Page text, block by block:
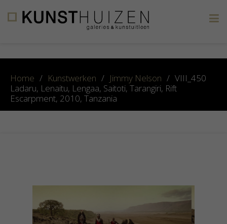
Home / Kunstwerken / Jimmy Nelson / VIII_450
Ladaru, Lenaitu, Lengaa, Saitoti, Tarangiri, Rift
Escarpment, 2010, Tanzania